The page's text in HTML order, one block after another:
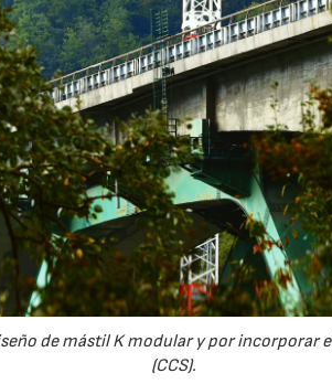
de mástil K modular y por
(CCS).
28/07/2026